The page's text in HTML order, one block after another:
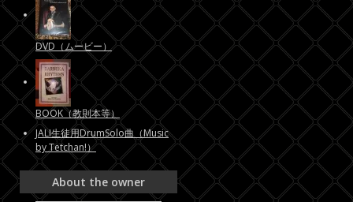
DVD（ムービー）
BOOK（教則本等）
JALI生徒用DrumSolo曲（Music
by Tetchan!）
About the owner